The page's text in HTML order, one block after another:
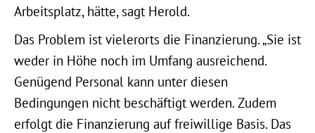
Arbeitsplatz, hätte, sagt Herold.
Das Problem ist vielerorts die Finanzierung. „Sie ist
weder in Höhe noch im Umfang ausreichend.
Genügend Personal kann unter diesen
Bedingungen nicht beschäftigt werden. Zudem
erfolgt die Finanzierung auf freiwillige Basis. Das